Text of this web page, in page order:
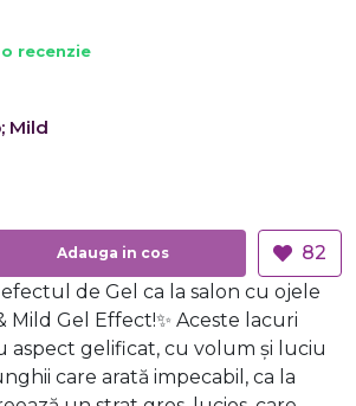
recenzie
Mild
Adauga in cos
82
de Gel ca la salon cu ojele
Mild Gel Effect!✨ Aceste lacuri
aspect gelificat, cu volum și luciu
care arată impecabil, ca la